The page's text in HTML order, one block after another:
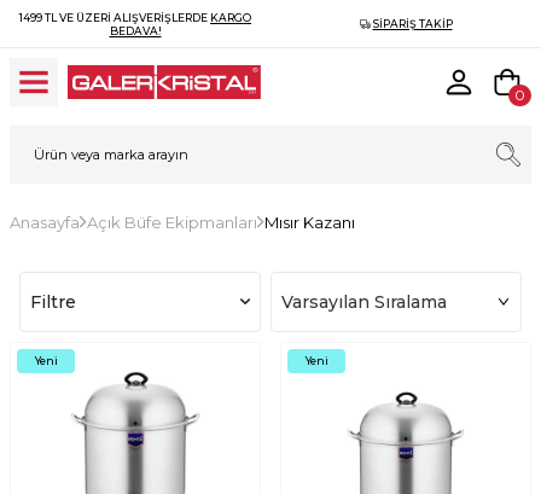
1499 TL VE ÜZERI ALIŞVERIŞLERDE KARGO
BEDAVA!
SIPARIŞ TAKIP
0
Anasayfa Açık Büfe Ekipmanları Mısır Kazanı
Filtre
Yeni Yeni